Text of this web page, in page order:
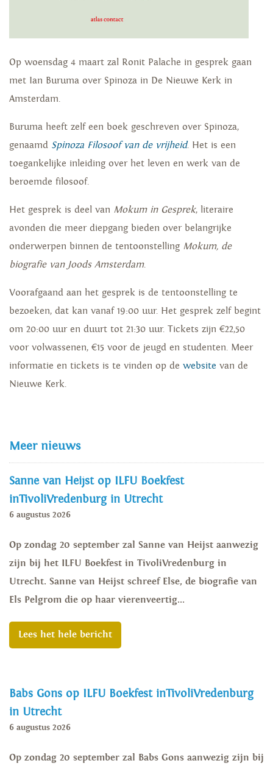
Op woensdag 4 maart zal Ronit Palache in gesprek gaan
met Ian Buruma over Spinoza in De Nieuwe Kerk in
Amsterdam.
Buruma heeft zelf een boek geschreven over Spinoza,
genaamd Spinoza Filosoof van de vrijheid. Het is een
toegankelijke inleiding over het leven en werk van de
beroemde filosoof.
Het gesprek is deel van Mokum in Gesprek, literaire
avonden die meer diepgang bieden over belangrijke
onderwerpen binnen de tentoonstelling Mokum, de
biografie van Joods Amsterdam.
Voorafgaand aan het gesprek is de tentoonstelling te
bezoeken, dat kan vanaf 19:00 uur. Het gesprek zelf begint
om 20:00 uur en duurt tot 21:30 uur. Tickets zijn €22,50
voor volwassenen, €15 voor de jeugd en studenten. Meer
informatie en tickets is te vinden op de website van de
Nieuwe Kerk.
Meer nieuws
Sanne van Heijst op ILFU Boekfest
inTivoliVredenburg in Utrecht
6 augustus 2026
Op zondag 20 september zal Sanne van Heijst aanwezig
zijn bij het ILFU Boekfest in TivoliVredenburg in
Utrecht. Sanne van Heijst schreef Else, de biografie van
Els Pelgrom die op haar vierenveertig...
Lees het hele bericht
Babs Gons op ILFU Boekfest inTivoliVredenburg
in Utrecht
6 augustus 2026
Op zondag 20 september zal Babs Gons aanwezig zijn bij